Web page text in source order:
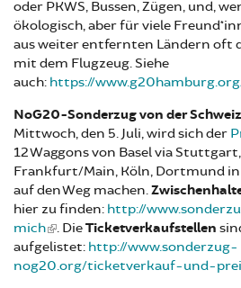
oder PKWS, Bussen, Zügen, und,
ökologisch, aber für viele
aus weiter entfernten Ländern oft
mit dem Flugzeug. Siehe
auch: https://
NoG20-Sonderzug von der
Mittwoch, den 5. Juli, wird sich der
12 Waggons von Basel via
Frankfurt/Main, Köln, Dortmund
auf den Weg machen.
hier zu finden: http://
mich
. DieTicketverkaufstellen
aufgelistet: http://www.sonderzug-
nog20.org/ticketverkauf-und-